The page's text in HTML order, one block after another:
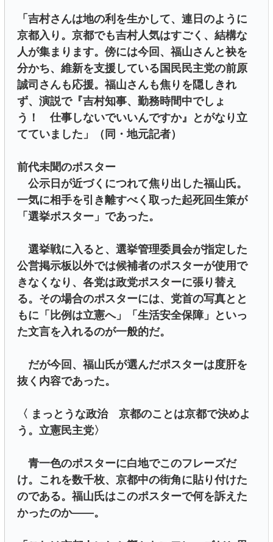
「吉村さんは地の利を生かして、連日のように
京都入り。京都でも吉村人気はすごく、結構な
人が集まります。傍には今回、福山さんと袂を
分かち、維新を支援している国民民主党の前原
誠司さんも応援。福山さんも焦りを隠しきれ
ず、演説で『吉村知事、勤務時間中でしょ
う！ 仕事しないでいいんですか』とがなり立
てていました」（同・地元記者）
前代未聞のポスター
公示日が近づくにつれて焦り出した福山氏。
一気に相手を引き離すべく取った起死回生策が
「選挙ポスター」であった。
選挙戦に入ると、選挙管理委員会が指定した
公営掲示板以外では候補者のポスターが使用で
きなくなり、各党は政党ポスターに張り替え
る。その場合のポスターには、党首の写真とと
もに「比例は立憲へ」「生活安全保障」といっ
た文言を入れるのが一般的だ。
だが今回、福山氏が選んだポスターは度肝を
抜く内容であった。
〈 まっとうな政治 京都のことは京都で決めよ
う。立憲民主党〉
青一色のポスターに白地でこのフレーズだ
け。これを数千枚、京都中の街角に貼り付けた
のである。福山氏はこのポスターで何を訴えた
かったのか――。